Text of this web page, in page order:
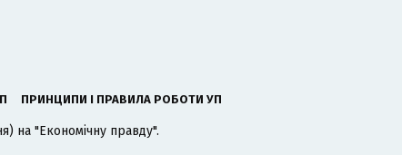
ПРИНЦИПИ І ПРАВИЛА РОБОТИ УП
на "Економічну правду".